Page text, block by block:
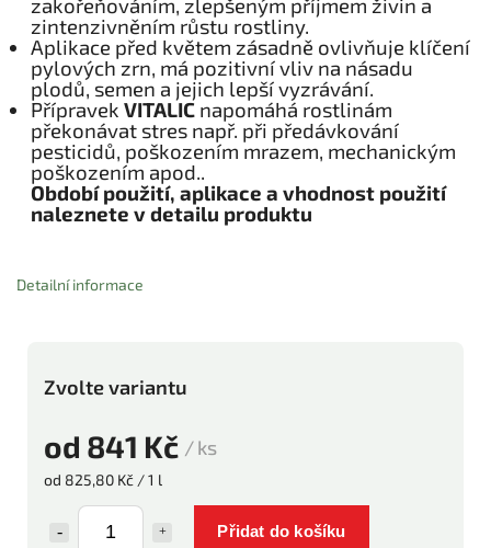
od 841 Kč / ks
od 825,80 Kč / 1 l
Přidat do košíku
Zvolte variantu
zintenzivněním růstu rostliny.
Aplikace před květem zásadně ovlivňuje klíčení
pylových zrn, má pozitivní vliv na násadu
plodů, semen a jejich lepší vyzrávání.
Přípravek VITALIC napomáhá rostlinám
překonávat stres např. při předávkování
pesticidů, poškozením mrazem, mechanickým
poškozením apod..
Období použití, aplikace a vhodnost použití
naleznete v detailu produktu
Detailní informace